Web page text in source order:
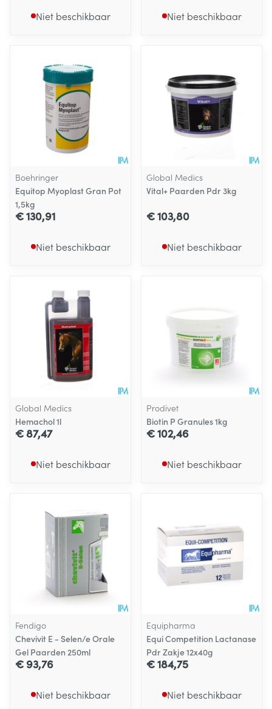
Niet beschikbaar Niet beschikbaar
Boehringer
Equitop Myoplast Gran Pot
1,5kg
€ 130,91
Niet beschikbaar
Global Medics
Vital+ Paarden Pdr 3kg
€ 103,80
Niet beschikbaar
Global Medics
Hemachol 1l
€ 87,47
Niet beschikbaar
Prodivet
Biotin P Granules 1kg
€ 102,46
Niet beschikbaar
Fendigo
Chevivit E - Selen/e Orale
Gel Paarden 250ml
€ 93,76
Niet beschikbaar
Equipharma
Equi Competition Lactanase
Pdr Zakje 12x40g
€ 184,75
Niet beschikbaar